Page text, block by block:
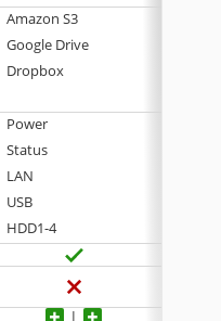
Amazon S3
Google Drive
Dropbox
Power
Status
LAN
USB
HDD1-4